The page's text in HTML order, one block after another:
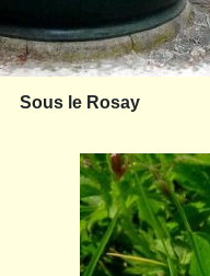
Sous le Rosay